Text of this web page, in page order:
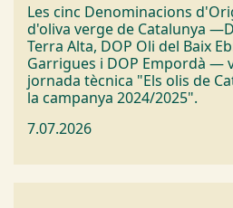
Les cinc Denominacions
d'oliva verge de Catalunya
Terra Alta, DOP Oli del Baix
Garrigues i DOP Empordà —
jornada tècnica "Els olis de
la campanya 2024/2025".
7.07.2026